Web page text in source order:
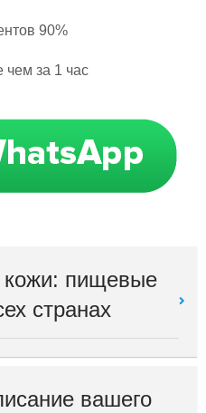
90%
за 1 час
кожи: пищевые
странах
вашего